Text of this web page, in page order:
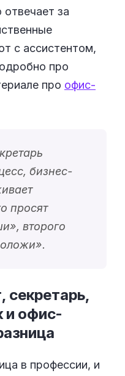
за
с ассистентом,
про
про офис-
бизнес-
просят
», второго
».
секретарь,
и офис-
в профессии, и